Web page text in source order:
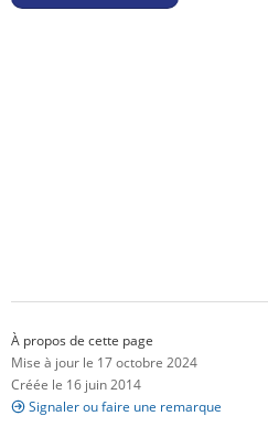
À propos de cette page
Mise à jour le 17 octobre 2024
Créée le 16 juin 2014
Signaler ou faire une remarque